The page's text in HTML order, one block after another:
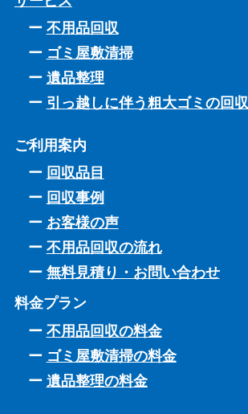
不用品回収
ゴミ屋敷清掃
遺品整理
引っ越しに伴う粗大ゴミの回
ご利用案内
回収品目
回収事例
お客様の声
不用品回収の流れ
無料見積り・お問い合わせ
料金プラン
不用品回収の料金
ゴミ屋敷清掃の料金
遺品整理の料金